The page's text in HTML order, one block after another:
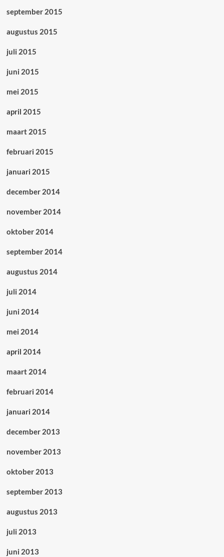
september 2015
augustus 2015
juli 2015
juni 2015
mei 2015
april 2015
maart 2015
februari 2015
januari 2015
december 2014
november 2014
oktober 2014
september 2014
augustus 2014
juli 2014
juni 2014
mei 2014
april 2014
maart 2014
februari 2014
januari 2014
december 2013
november 2013
oktober 2013
september 2013
augustus 2013
juli 2013
juni 2013